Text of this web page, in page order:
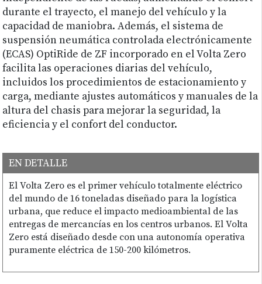
durante el trayecto, el manejo del vehículo y la
capacidad de maniobra. Además, el sistema de
suspensión neumática controlada electrónicamente
(ECAS) OptiRide de ZF incorporado en el Volta Zero
facilita las operaciones diarias del vehículo,
incluidos los procedimientos de estacionamiento y
carga, mediante ajustes automáticos y manuales de la
altura del chasis para mejorar la seguridad, la
eficiencia y el confort del conductor.
EN DETALLE
El Volta Zero es el primer vehículo totalmente eléctrico
del mundo de 16 toneladas diseñado para la logística
urbana, que reduce el impacto medioambiental de las
entregas de mercancías en los centros urbanos. El Volta
Zero está diseñado desde con una autonomía operativa
puramente eléctrica de 150-200 kilómetros.